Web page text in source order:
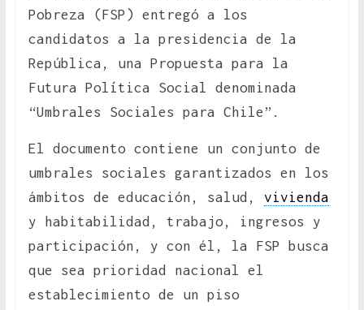
Pobreza (FSP) entregó a los
candidatos a la presidencia de la
República, una Propuesta para la
Futura Política Social denominada
“Umbrales Sociales para Chile”.
El documento contiene un conjunto de
umbrales sociales garantizados en los
ámbitos de educación, salud, vivienda
y habitabilidad, trabajo, ingresos y
participación, y con él, la FSP busca
que sea prioridad nacional el
establecimiento de un piso